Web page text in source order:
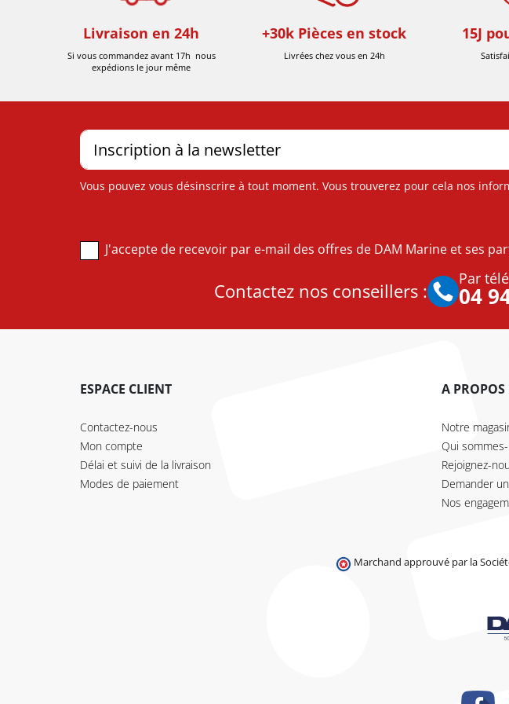
Livraison en 24h
Si vous commandez avant 17h nous
expédions le jour même
+30k Pièces en stock
Livrées chez vous en 24h
15J
Vous pouvez vous désinscrire à tout moment. Vous trouverez pour cela nos
J'accepte de recevoir par e-mail des offres de DAM Marine et ses
Contactez nos conseillers :
Par
04
ESPACE CLIENT
Contactez-nous
Mon compte
Délai et suivi de la livraison
Modes de paiement
A
Notre
Qui
Rejoignez-
Demander
Nos
Marchand approuvé par la